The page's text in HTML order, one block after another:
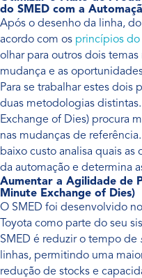
do SMED com a
Após o desenho da linha,
acordo com os princípios do
olhar para outros dois
mudança e as
Para se trabalhar estes dois
duas metodologias
Exchange of Dies) procura
nas mudanças de
baixo custo analisa quais
da automação e determina
Aumentar a Agilidade de
Minute Exchange of Dies)
O SMED foi desenvolvido
Toyota como parte do seu
SMED é reduzir o tempo de
linhas, permitindo uma
redução de stocks e